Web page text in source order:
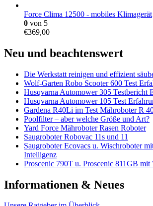
Force Clima 12500 - mobiles Klimagerät
0 von 5
€369,00
Neu und beachtenswert
Die Werkstatt reinigen und effizient
Wolf-Garten Robo Scooter 600 Test
Husqvarna Automower 305 Testbericht
Husqvarna Automower 105 Test
Gardena R40Li im Test Mähroboter R
Poolfilter – aber welche Größe und Art?
Yard Force Mähroboter Rasen Roboter
Saugroboter Robovac 11s und 11
Saugroboter Ecovacs u. Wischroboter
Intelligenz
Proscenic 790T u. Proscenic 811GB
Informationen & Neues